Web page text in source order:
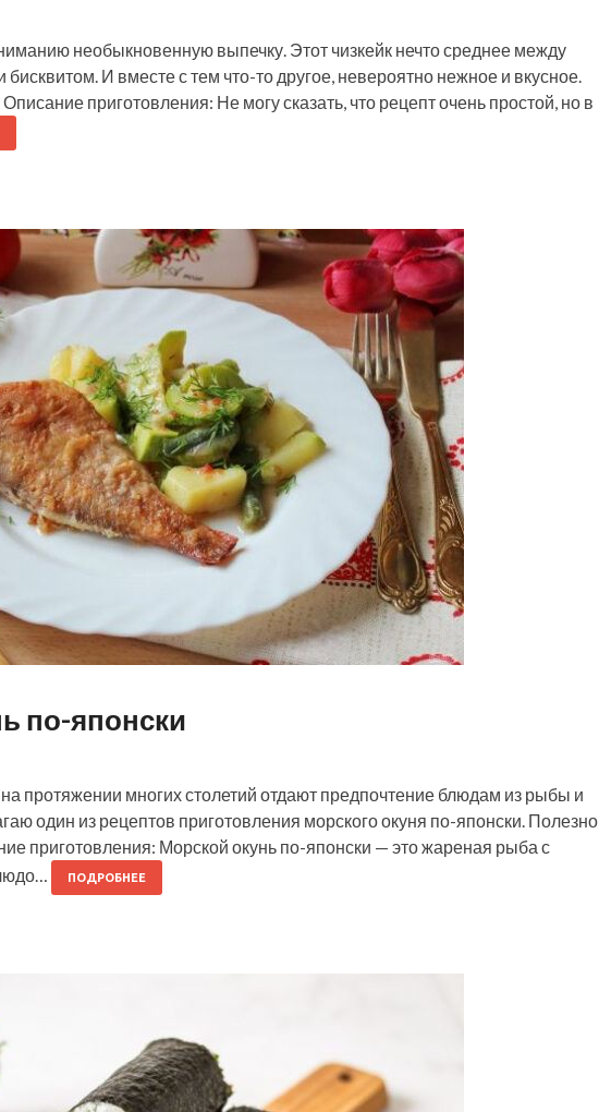
необыкновенную выпечку. Этот чизкейк нечто среднее между
бисквитом. И вместе с тем что-то другое, невероятно нежное и вкусное.
приготовления: Не могу сказать, что рецепт очень простой, но в
по-японски
протяжении многих столетий отдают предпочтение блюдам из рыбы и
один из рецептов приготовления морского окуня по-японски. Полезно,
приготовления: Морской окунь по-японски — это жареная рыба с
ПОДРОБНЕЕ